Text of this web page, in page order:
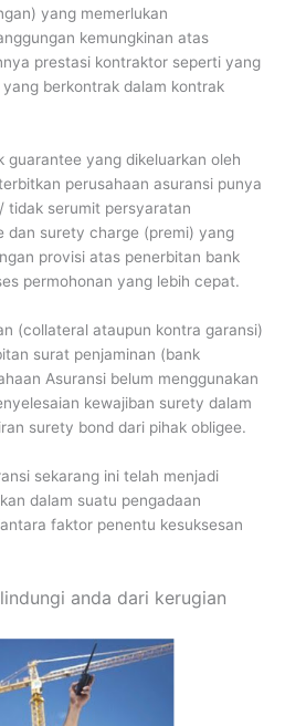
yang memerlukan
kemungkinan atas
prestasi kontraktor seperti yang
berkontrak dalam kontrak
guarantee yang dikeluarkan oleh
perusahaan asuransi punya
tidak serumit persyaratan
dan surety charge (premi) yang
provisi atas penerbitan bank
permohonan yang lebih cepat.
(collateral ataupun kontra garansi)
surat penjaminan (bank
Asuransi belum menggunakan
kewajiban surety dalam
surety bond dari pihak obligee.
sekarang ini telah menjadi
dalam suatu pengadaan
faktor penentu kesuksesan
anda dari kerugian